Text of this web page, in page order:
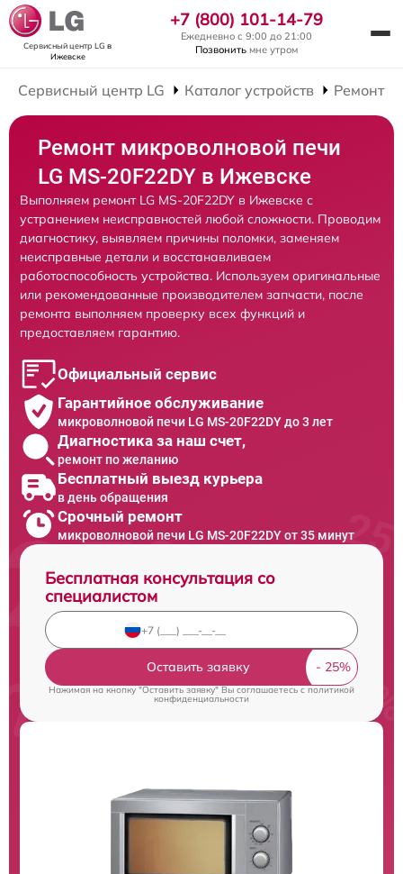
Сервисный центр LG в
Ижевске
+7 (800) 101-14-79
Ежедневно с 9:00 до 21:00
Позвонить мне утром
Сервисный центр LG Каталог устройств Ремонт
Ремонт микроволновой печи
LG MS-20F22DY в Ижевске
Выполняем ремонт LG MS-20F22DY в Ижевске с
устранением неисправностей любой сложности. Проводим
диагностику, выявляем причины поломки, заменяем
неисправные детали и восстанавливаем
работоспособность устройства. Используем оригинальные
или рекомендованные производителем запчасти, после
ремонта выполняем проверку всех функций и
предоставляем гарантию.
Официальный сервис
Гарантийное обслуживание
микроволновой печи LG MS-20F22DY до 3 лет
Диагностика за наш счет,
ремонт по желанию
Бесплатный выезд курьера
в день обращения
Срочный ремонт
микроволновой печи LG MS-20F22DY от 35 минут
Бесплатная консультация со
специалистом
Оставить заявку
Нажимая на кнопку "Оставить заявку" Вы соглашаетесь cполитикой
конфиденциальности